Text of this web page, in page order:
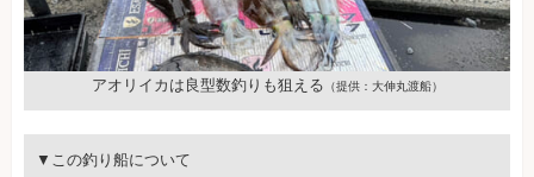
アオリイカは良型数釣りも狙える （提供：大伸丸渡船）
▼この釣り船について